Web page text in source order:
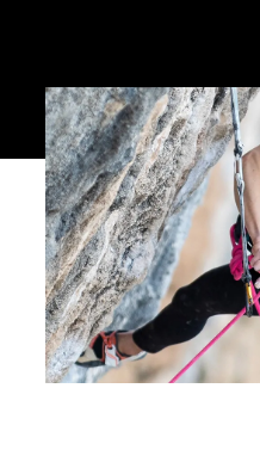
Trovate il
Sunlight
Ricerca
Scoprire
Servizi